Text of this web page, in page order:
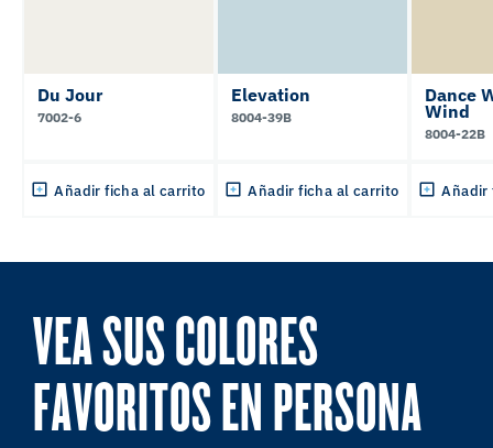
Du Jour
7002-6
Añadir ficha al carrito
Elevation
8004-39B
Añadir ficha al carrito
Dance
Wind
8004-22B
Añadir
VEA SUS COLORES
FAVORITOS EN PERSONA